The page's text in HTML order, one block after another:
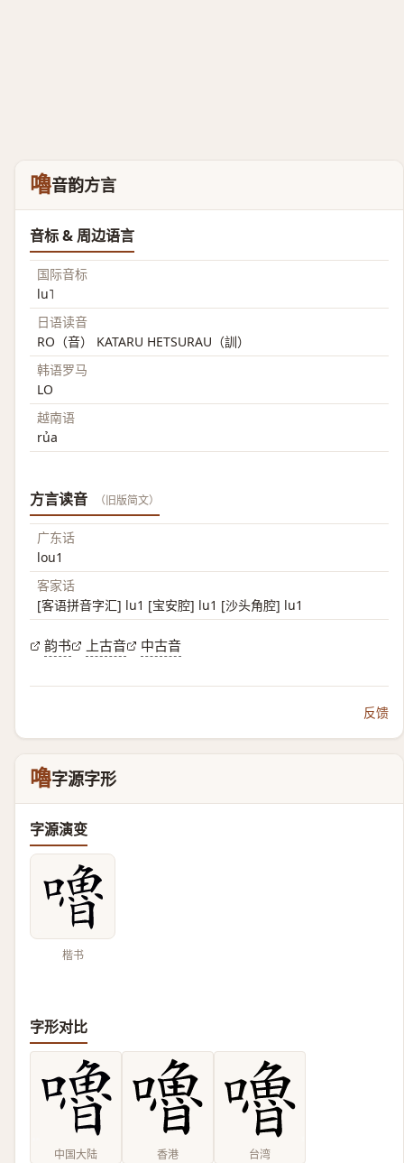
嚕音韵方言
音标 & 周边语言
国际音标
lu˥
日语读音
RO（音） KATARU HETSURAU（訓）
韩语罗马
LO
越南语
rủa
方言读音 （旧版简文）
广东话
lou1
客家话
[客语拼音字汇] lu1 [宝安腔] lu1 [沙头角腔] lu1
韵书 上古音 中古音
反馈
嚕字源字形
字源演变
楷书
字形对比
中国大陆 香港 台湾